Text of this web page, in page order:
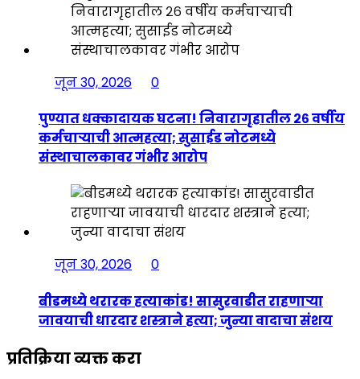
जून 30, 2026
0
पुण्यात धक्कादायक घटना! निवारागृहातील २६ वर्षीय
कर्मचाऱ्याची आत्महत्या; सुसाईड नोटमध्ये
संस्थाचालकावर गंभीर आरोप
जून 30, 2026
0
बीडमध्ये थरारक हत्याकांड! सासुरवाडीत राहणाऱ्या
जावयाची धारदार शस्त्राने हत्या; जुन्या वादाचा संशय
प्रतिक्रिया व्यक्त करा